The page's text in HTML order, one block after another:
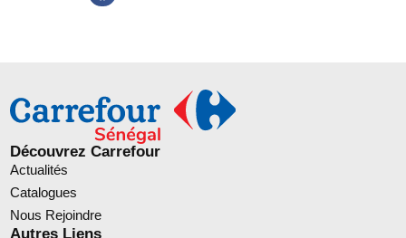
Découvrez Carrefour
Actualités
Catalogues
Nous Rejoindre
Autres Liens